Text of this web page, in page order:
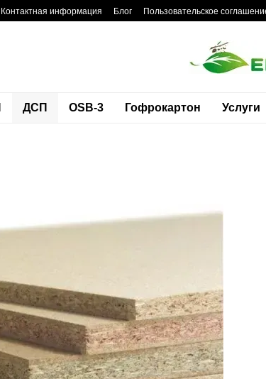
Контактная информация Блог Пользовательское
ДСП OSB-3 Гофрокартон Услуги